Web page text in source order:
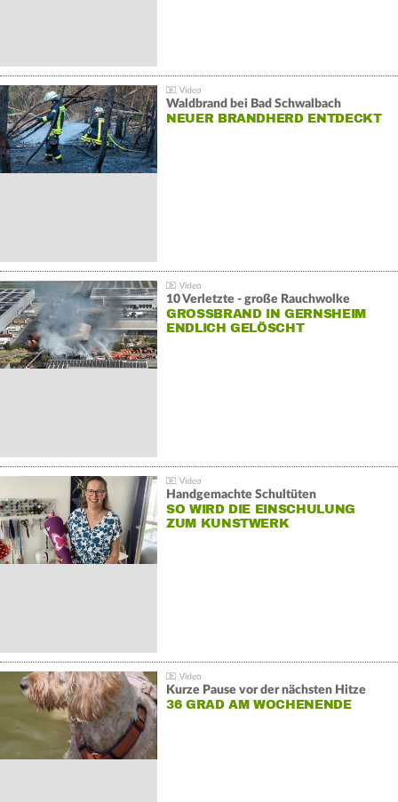
Waldbrand bei Bad Schwalbach
NEUER BRANDHERD ENTDECKT
10 Verletzte - große Rauchwolke
GROSSBRAND IN GERNSHEIM E
NDLICH GELÖSCHT
Handgemachte Schultüten
SO WIRD DIE EINSCHULUNG
ZUM KUNSTWERK
Kurze Pause vor der nächsten Hitze
36 GRAD AM WOCHENENDE